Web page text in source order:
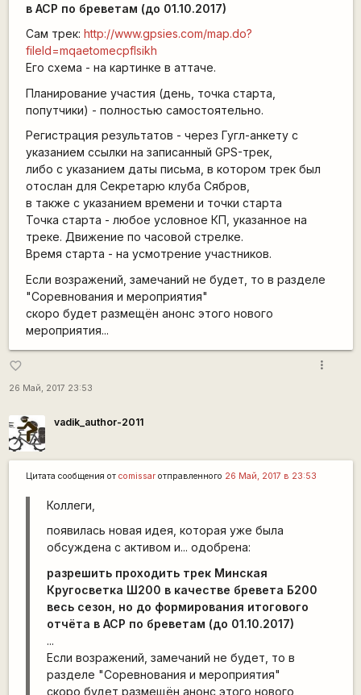
в АСР по бреветам (до 01.10.2017)
Сам трек: http://www.gpsies.com/map.do?
fileId=mqaetomecpflsikh
Его схема - на картинке в аттаче.
Планирование участия (день, точка старта,
попутчики) - полностью самостоятельно.
Регистрация результатов - через Гугл-анкету с
указанием ссылки на записанный GPS-трек,
либо с указанием даты письма, в котором трек был
отослан для Секретарю клуба Сябров,
в также с указанием времени и точки старта
Точка старта - любое условное КП, указанное на
треке. Движение по часовой стрелке.
Время старта - на усмотрение участников.
Если возражений, замечаний не будет, то в разделе
"Соревнования и мероприятия"
скоро будет размещён анонс этого нового
мероприятия...
favorite_border
26 Май, 2017 23:53
more_vert
vadik_author-2011
Цитата сообщения от сomissarотправленного 26 Май, 2017 в 23:53
Коллеги,
появилась новая идея, которая уже была
обсуждена с активом и... одобрена:
разрешить проходить трек Минская
Кругосветка Ш200 в качестве бревета Б200
весь сезон, но до формирования итогового
отчёта в АСР по бреветам (до 01.10.2017)
...
Если возражений, замечаний не будет, то в
разделе "Соревнования и мероприятия"
скоро будет размещён анонс этого нового